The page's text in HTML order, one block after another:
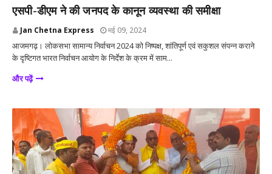
एसपी-डीएम ने की जनपद के कानून व्यवस्था की समीक्षा
Jan Chetna Express मई 09, 2024
आजमगढ़। लोकसभा सामान्य निर्वाचन 2024 को निष्पक्ष, शांतिपूर्ण एवं सकुशल संपन्न कराने
के दृष्टिगत भारत निर्वाचन आयोग के निर्देश के क्रम में साम...
और पढ़ें